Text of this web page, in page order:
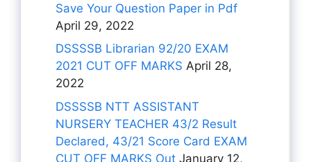
Save Your Question Paper in Pdf
April 29, 2022
DSSSSB Librarian 92/20 EXAM
2021 CUT OFF MARKS April 28,
2022
DSSSSB NTT ASSISTANT
NURSERY TEACHER 43/2 Result
Declared, 43/21 Score Card EXAM
CUT OFF MARKS Out January 12,